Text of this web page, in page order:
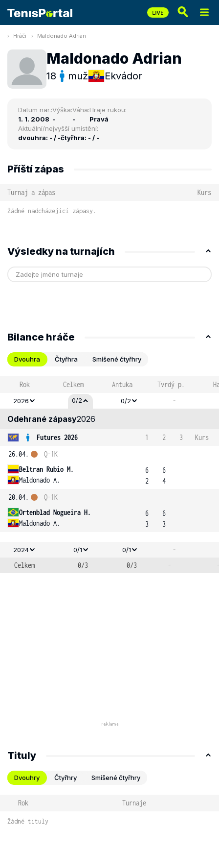
Hráči Maldonado Adrian
Maldonado Adrian
18 muž Ekvádor
Datum nar.:
1. 1. 2008
Výška:
-
Váha:
-
Hraje rukou:
Pravá
Aktuální/nejvyšší umístění:
dvouhra: - / -čtyřhra: - / -
Příští zápas
Turnaj a zápas Kurs
Žádné nadcházející zápasy.
Výsledky na turnajích
Bilance hráče
Dvouhra Čtyřhra Smíšené čtyřhry
Rok Celkem Antuka Tvrdý p.
2026 0/2 0/2 -
Odehrané zápasy2026
Futures 2026 1 2 3
Kurs
26.04.
Beltran Rubio M.
Maldonado A.
Q-1K
6
2
6
4
20.04.
Ortenblad Nogueira H.
Maldonado A.
Q-1K
6
3
6
3
2024 0/1 0/1
-
Celkem
0/3 0/3 -
Tituly
Dvouhry Čtyřhry Smíšené čtyřhry
Rok Turnaje
Žádné tituly